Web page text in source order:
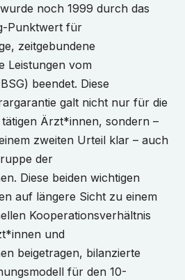
noch 1999 durch das
Punktwert für
zeitgebundene
Leistungen vom
beendet. Diese
galt nicht nur für die
Ärzt*innen, sondern –
zweiten Urteil klar – auch
der
Diese beiden wichtigen
auf längere Sicht zu einem
Kooperationsverhältnis
und
beigetragen, bilanzierte
für den 10-